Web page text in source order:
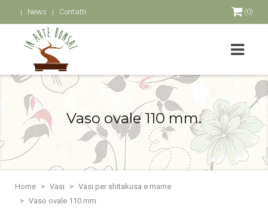
News Contatti (0)
Vaso ovale 110 mm.
Home Vasi
Vasi per shitakusa e mame
Vaso ovale 110 mm.